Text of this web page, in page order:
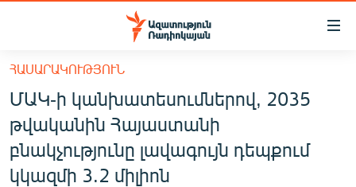
Մատչելիության
հիմնական
բովանդակությանը
Անցնել
հիմնական
մենյուին
Որոնում
ՀԱՅԱՍՏԱՆ
ՔԱՂԱՔԱԿԱՆ
ԸՆՏՐՈՒԹՅՈՒՆՆԵՐ 2026
ՀԱՍԱՐԱԿՈՒԹՅՈՒՆ
ՄԱԿ-ի կանխատեսումներով, 2035
թվականին Հայաստանի
բնակչությունը լավագույն դեպքում
կկազմի 3.2 միլիոն